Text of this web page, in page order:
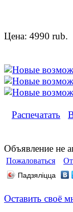
Цена: 4990 rub.
Распечатать
Объявление не
Пожаловаться
Падзяліцца
Оставить своё